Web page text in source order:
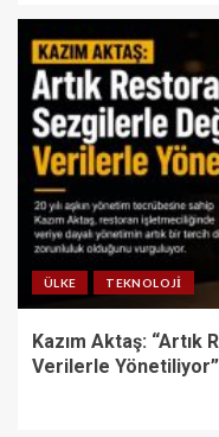
ÜLKE TEKNOLOJI
Kazım Aktaş:
Verilerle Yönetiliyor”